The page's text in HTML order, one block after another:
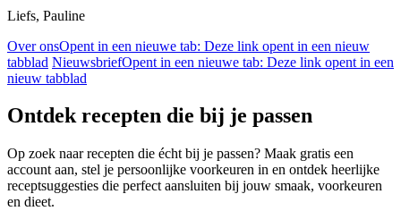
Liefs, Pauline
Over onsOpent in een nieuwe tab: Deze link opent in een nieuw
tabblad NieuwsbriefOpent in een nieuwe tab: Deze link opent in een
nieuw tabblad
Ontdek recepten die bij je passen
Op zoek naar recepten die écht bij je passen? Maak gratis een
account aan, stel je persoonlijke voorkeuren in en ontdek heerlijke
receptsuggesties die perfect aansluiten bij jouw smaak, voorkeuren
en dieet.